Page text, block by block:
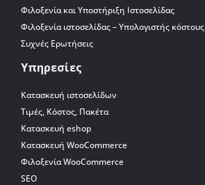
Φιλοξενία και Υποστήριξη Ιστοσελίδας
Φιλοξενία ιστοσελίδας – Υπολογιστής κόστους
Συχνές Ερωτήσεις
Υπηρεσίες
Κατασκευή ιστοσελίδων
Τιμές, Κόστος, Πακέτα
Κατασκευή eshop
Κατασκευή WooCommerce
Φιλοξενία WooCommerce
SEO